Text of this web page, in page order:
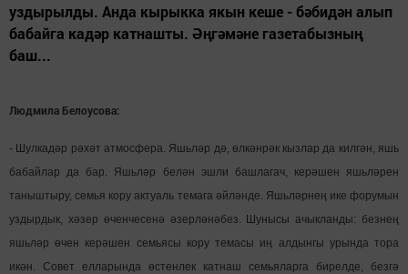
уздырылды. Анда кырыкка якын кеше - бәбидән алып
бабайга кадәр катнашты. Әңгәмәне газетабызның
баш...
Людмила Белоусова:
- Шулкадәр рәхәт атмосфера. Яшьләр дә, өлкәнрәк кызлар да килгән, яшь
бабайлар да бар. Яшьләр белән эшли башлагач, керәшен яшьләрен
таныштыру, семья кору актуаль темага әйләнде. Яшьләрнең ике форумын
уздырдык, хәзер өченчесенә әзерләнәбез. Шунысы ачыкланды: безнең
яшьләр өчен керәшен семьясы кору темасы иң алдынгы урында тора
икән. Совет елларында өстенлек катнаш семьяларга бирелде, безгә